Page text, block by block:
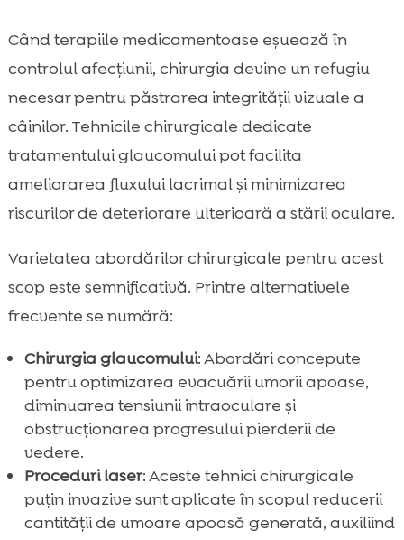
Când terapiile medicamentoase eșuează în
controlul afecțiunii, chirurgia devine un refugiu
necesar pentru păstrarea integrității vizuale a
câinilor. Tehnicile chirurgicale dedicate
tratamentului glaucomului pot facilita
ameliorarea fluxului lacrimal și minimizarea
riscurilor de deteriorare ulterioară a stării oculare.
Varietatea abordărilor chirurgicale pentru acest
scop este semnificativă. Printre alternativele
frecvente se numără:
Chirurgia glaucomului: Abordări concepute
pentru optimizarea evacuării umorii apoase,
diminuarea tensiunii intraoculare și
obstrucționarea progresului pierderii de
vedere.
Proceduri laser: Aceste tehnici chirurgicale
puțin invazive sunt aplicate în scopul reducerii
cantității de umoare apoasă generată, auxiliind